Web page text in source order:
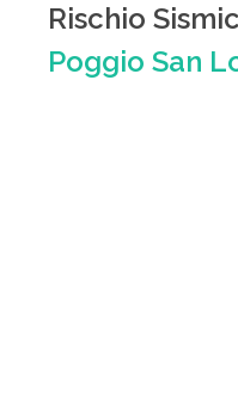
Rischio
Poggio San